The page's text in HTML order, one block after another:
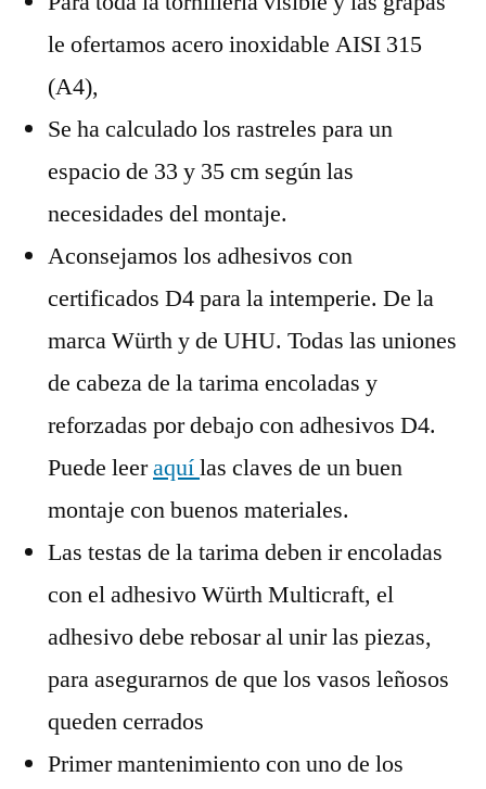
le ofertamos acero inoxidable AISI 315
(A4),
Se ha calculado los rastreles para un
espacio de 33 y 35 cm según las
necesidades del montaje.
Aconsejamos los adhesivos con
certificados D4 para la intemperie. De la
marca Würth y de UHU. Todas las uniones
de cabeza de la tarima encoladas y
reforzadas por debajo con adhesivos D4.
Puede leeraquílas claves de un buen
montaje con buenos materiales.
Las testas de la tarima deben ir encoladas
con el adhesivo Würth Multicraft, el
adhesivo debe rebosar al unir las piezas,
para asegurarnos de que los vasos leñosos
queden cerrados
Primer mantenimiento con uno de los